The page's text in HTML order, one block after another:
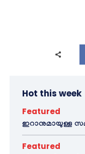
Hot this week
Featured
ഇറാനുമായുള്ള
Featured